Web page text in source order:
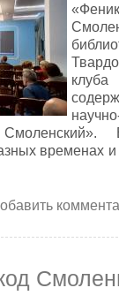
клуба
временах
Смоленский»